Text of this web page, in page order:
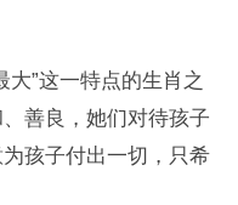
大”这一特点的生肖之
善良，她们对待孩子
孩子付出一切，只希